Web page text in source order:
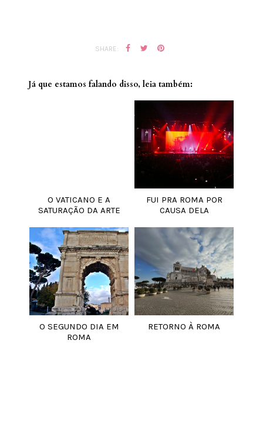
SHARE:
Já que estamos falando disso, leia também:
O VATICANO E A
SATURAÇÃO DA ARTE
FUI PRA ROMA POR
CAUSA DELA
O SEGUNDO DIA EM
ROMA
RETORNO À ROMA